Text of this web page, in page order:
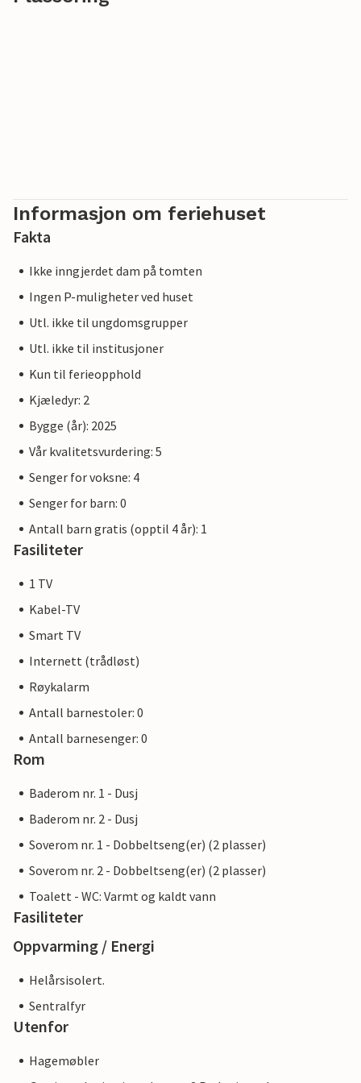
Informasjon om feriehuset
Fakta
Ikke inngjerdet dam på tomten
Ingen P-muligheter ved huset
Utl. ikke til ungdomsgrupper
Utl. ikke til institusjoner
Kun til ferieopphold
Kjæledyr: 2
Bygge (år): 2025
Vår kvalitetsvurdering: 5
Senger for voksne: 4
Senger for barn: 0
Antall barn gratis (opptil 4 år): 1
Fasiliteter
1 TV
Kabel-TV
Smart TV
Internett (trådløst)
Røykalarm
Antall barnestoler: 0
Antall barnesenger: 0
Rom
Baderom nr. 1 - Dusj
Baderom nr. 2 - Dusj
Soverom nr. 1 - Dobbeltseng(er) (2 plasser)
Soverom nr. 2 - Dobbeltseng(er) (2 plasser)
Toalett - WC: Varmt og kaldt vann
Fasiliteter
Oppvarming / Energi
Helårsisolert.
Sentralfyr
Utenfor
Hagemøbler